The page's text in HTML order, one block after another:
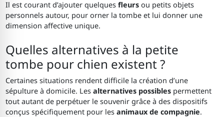
Il est courant d’ajouter quelquesfleurs ou petits objets
personnels autour, pour orner la tombe et lui donner une
dimension affective unique.
Quelles alternatives à la petite
tombe pour chien existent ?
Certaines situations rendent difficile la création d’une
sépulture à domicile. Lesalternatives possibles permettent
tout autant de perpétuer le souvenir grâce à des dispositifs
conçus spécifiquement pour lesanimaux de compagnie.